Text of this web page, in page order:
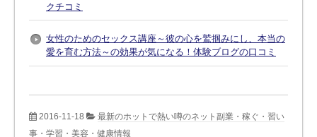
クチコミ
女性のためのセックス講座～彼の心を鷲掴みにし、本当の
愛を育む方法～の効果が気になる！体験ブログの口コミ
2016-11-18
最新のホットで熱い噂のネット副業・稼ぐ・習い
事・学習・美容・健康情報